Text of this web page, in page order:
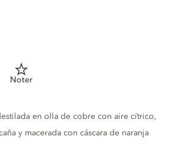
Noter
en olla de cobre con aire cítrico,
y macerada con cáscara de naranja